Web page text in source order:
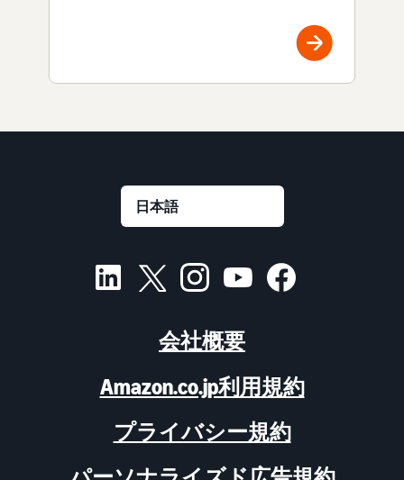
会社概要
Amazon.co.jp利用規約
プライバシー規約